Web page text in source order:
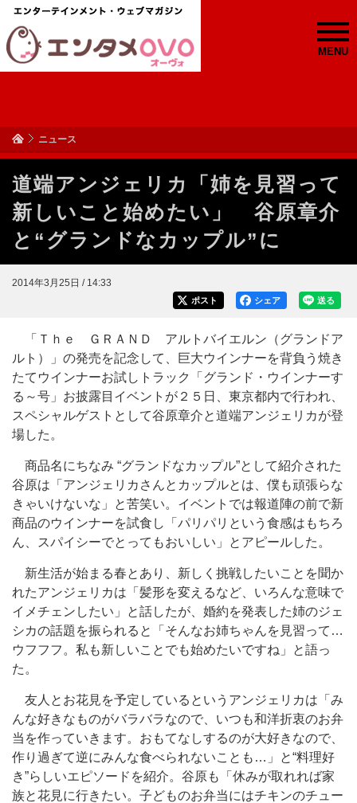
MENU
ニュース
道端アンジェリカ「姉を見習って
新しいこと始めたい」 谷原章介
と“グランドなカップル”に
2014年3月25日 / 14:33
送る
シェア
ポスト
「Ｔｈｅ ＧＲＡＮＤ アルトバイエルン（グランドア
ルト）」の発売を記念して、巨大ウインナーを背負う焼き
たてウインナーお試しトラック「グランド・ウインナーす
る～号」お披露目イベントが２５日、東京都内で行われ、
スペシャルゲストとして谷原章介と道端アンジェリカが登
場した。
商品名にちなみ “グランドなカップル”として紹介された
谷原は「アンジェリカさんとカップルとは、僕も頑張らな
きゃいけないな」と苦笑い。イベントでは報道陣の前で新
商品のウインナーを試食し「パリパリという食感はもちろ
ん、スパイシーでとってもおいしい」とアピールした。
新生活が始まる春とあり、新しく挑戦したいことを聞か
れたアンジェリカは「髪形を変えるなど、いろんな意味で
イメチェンしたい」と話したが、婚約を発表した姉のジェ
シカの話題を振られると「そんなお姉ちゃんを見習って…
ウフフフ。私も新しいことでも始めたいですね」と語っ
た。
友人とお花見を予定しているというアンジェリカは「み
んな好きなものがバラバラなので、いつも和洋折衷のお弁
当を作っていきます。おもてなしするのが大好きなので、
作り過ぎて逆にみんな食べられないことも…」と“料理好
き”らしいエピソードを紹介。谷原も「休みが取れれば家
族と花見に行きたい。子どものお弁当にはチキンのチュー